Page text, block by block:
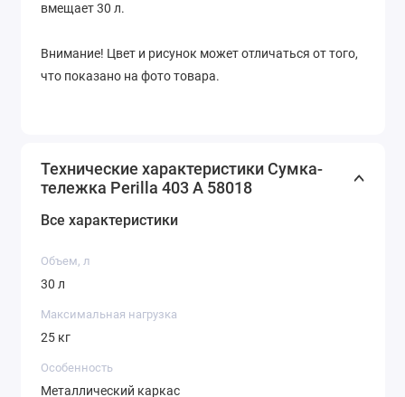
вмещает 30 л.
Внимание! Цвет и рисунок может отличаться от того,
что показано на фото товара.
Технические характеристики Сумка-
тележка Perilla 403 A 58018
Все характеристики
Объем, л
30 л
Максимальная нагрузка
25 кг
Особенность
Металлический каркас